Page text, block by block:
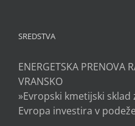
SREDSTVA
ENERGETSKA PRENOVA
VRANSKO
»Evropski kmetijski
Evropa investira v